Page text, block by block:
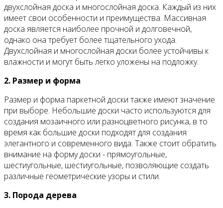
двухслойная доска и многослойная доска. Каждый из них
имеет свои особенности и преимущества. Массивная
доска является наиболее прочной и долговечной,
однако она требует более тщательного ухода.
Двухслойная и многослойная доски более устойчивы к
влажности и могут быть легко уложены на подложку.
2. Размер и форма
Размер и форма паркетной доски также имеют значение
при выборе. Небольшие доски часто используются для
создания мозаичного или разноцветного рисунка, в то
время как большие доски подходят для создания
элегантного и современного вида. Также стоит обратить
внимание на форму доски - прямоугольные,
шестиугольные, шестиугольные, позволяющие создать
различные геометрические узоры и стили.
3. Порода дерева